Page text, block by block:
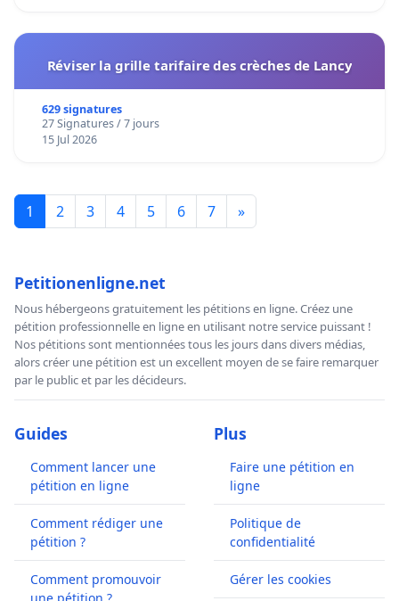
Réviser la grille tarifaire des crèches de Lancy
629 signatures
27 Signatures / 7 jours
15 Jul 2026
1 2 3 4 5 6 7 »
Petitionenligne.net
Nous hébergeons gratuitement les pétitions en ligne. Créez une
pétition professionnelle en ligne en utilisant notre service puissant !
Nos pétitions sont mentionnées tous les jours dans divers médias,
alors créer une pétition est un excellent moyen de se faire remarquer
par le public et par les décideurs.
Guides
Comment lancer une
pétition en ligne
Comment rédiger une
pétition ?
Comment promouvoir
une pétition ?
Plus
Faire une pétition en
ligne
Politique de
confidentialité
Gérer les cookies